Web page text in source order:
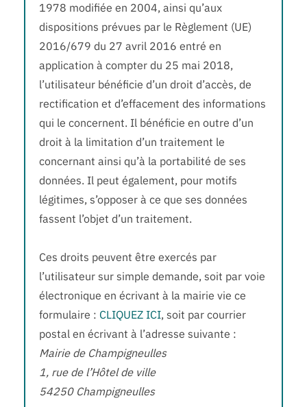
1978 modifiée en 2004, ainsi qu’aux
dispositions prévues par le Règlement (UE)
2016/679 du 27 avril 2016 entré en
application à compter du 25 mai 2018,
l’utilisateur bénéficie d’un droit d’accès, de
rectification et d’effacement des informations
qui le concernent. Il bénéficie en outre d’un
droit à la limitation d’un traitement le
concernant ainsi qu’à la portabilité de ses
données. Il peut également, pour motifs
légitimes, s’opposer à ce que ses données
fassent l’objet d’un traitement.
Ces droits peuvent être exercés par
l’utilisateur sur simple demande, soit par voie
électronique en écrivant à la mairie vie ce
formulaire : CLIQUEZ ICI, soit par courrier
postal en écrivant à l’adresse suivante :
Mairie de Champigneulles
1, rue de l’Hôtel de ville
54250 Champigneulles